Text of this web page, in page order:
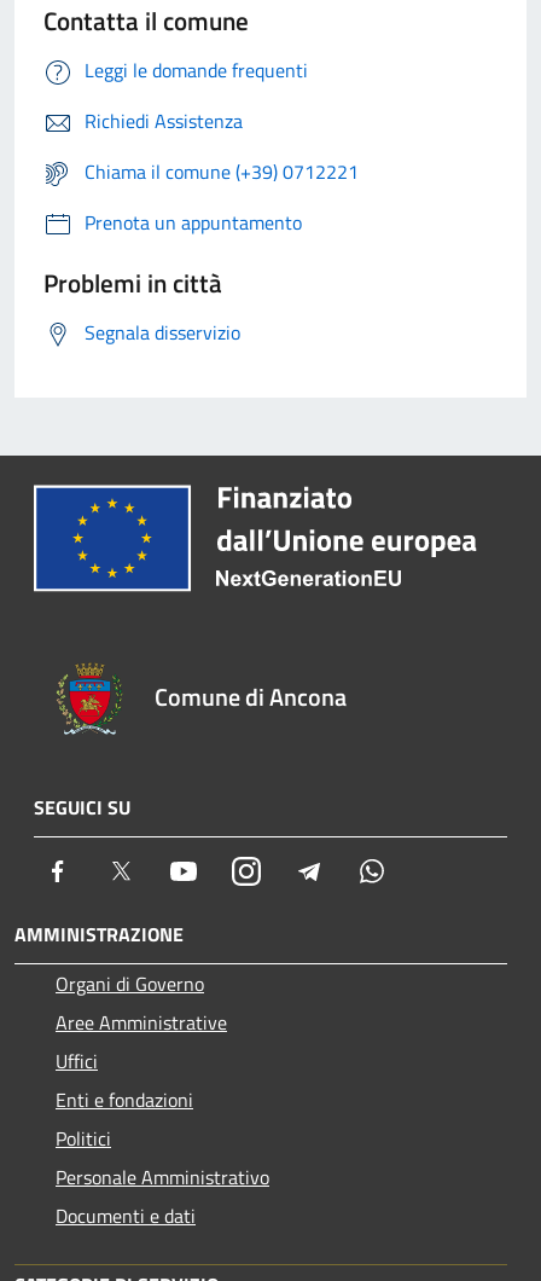
Contatta il comune
Leggi le domande frequenti
Richiedi Assistenza
Chiama il comune (+39) 0712221
Prenota un appuntamento
Problemi in città
Segnala disservizio
Comune di Ancona
SEGUICI SU
Facebook Twitter YoutubeInstagram Telegram
AMMINISTRAZIONE
Organi di Governo
Aree Amministrative
Uffici
Enti e fondazioni
Politici
Personale Amministrativo
Documenti e dati